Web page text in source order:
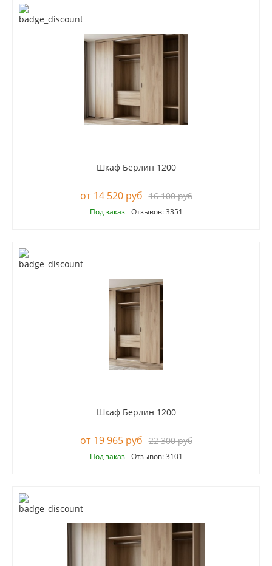
Шкаф Берлин 1200
14 520 руб 16 100 руб
Под заказ Отзывов: 3351
Шкаф Берлин 1200
19 965 руб 22 300 руб
Под заказ Отзывов: 3101